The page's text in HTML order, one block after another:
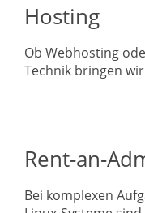
Hosting
Ob Webhosting
Technik bringen
Rent-an-
Bei komplexen